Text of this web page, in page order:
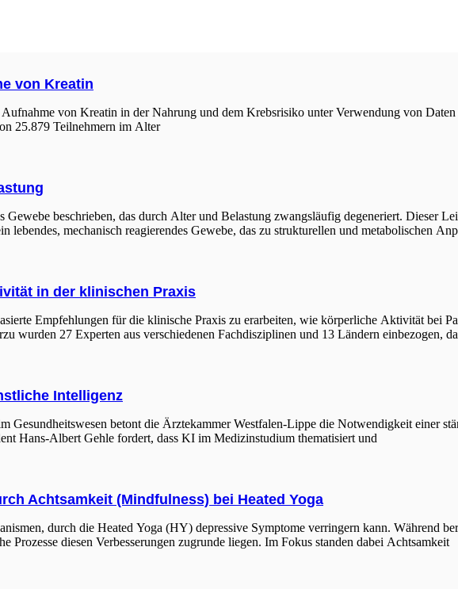
von Kreatin
von Kreatin in der Nahrung und dem Krebsrisiko unter Verwendung von
25.879 Teilnehmern im Alter
Gewebe beschrieben, das durch Alter und Belastung zwangsläufig degeneriert. Dieser
lebendes, mechanisch reagierendes Gewebe, das zu strukturellen und metabolischen
in der klinischen Praxis
Empfehlungen für die klinische Praxis zu erarbeiten, wie körperliche Aktivität bei
wurden 27 Experten aus verschiedenen Fachdisziplinen und 13 Ländern einbezogen,
Intelligenz
Gesundheitswesen betont die Ärztekammer Westfalen-Lippe die Notwendigkeit einer
Hans-Albert Gehle fordert, dass KI im Medizinstudium thematisiert und
Achtsamkeit (Mindfulness) bei Heated Yoga
durch die Heated Yoga (HY) depressive Symptome verringern kann. Während
Prozesse diesen Verbesserungen zugrunde liegen. Im Fokus standen dabei Achtsamkeit